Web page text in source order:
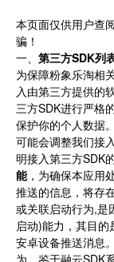
本页面仅供用户查
骗！
一、 第三方SDK列
为保障粉象乐淘相
入由第三方提供的
三方SDK进行严格
保护你的个人数据
可能会调整我们接
明接入第三方SDK
能，为确保本应用
推送的信息，将存
或关联启动行为,是
启动)能力，其目
安卓设备推送消息
为。鉴于融云SDK